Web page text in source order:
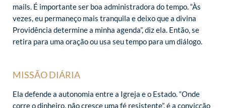
mails. É importante ser boa administradora do tempo. “Às
vezes, eu permaneço mais tranquila e deixo que a divina
Providência determine a minha agenda”, diz ela. Então, se
retira para uma oração ou usa seu tempo para um diálogo.
MISSÃO DIÁRIA
Ela defende a autonomia entre a Igreja e o Estado. “Onde
corre o dinheiro, não cresce uma fé resistente”, é a convicção